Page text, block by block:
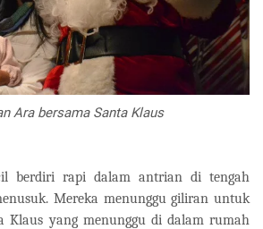
Ara bersama Santa Klaus
berdiri rapi dalam antrian di tengah
Mereka menunggu giliran untuk
Klaus yang menunggu di dalam rumah